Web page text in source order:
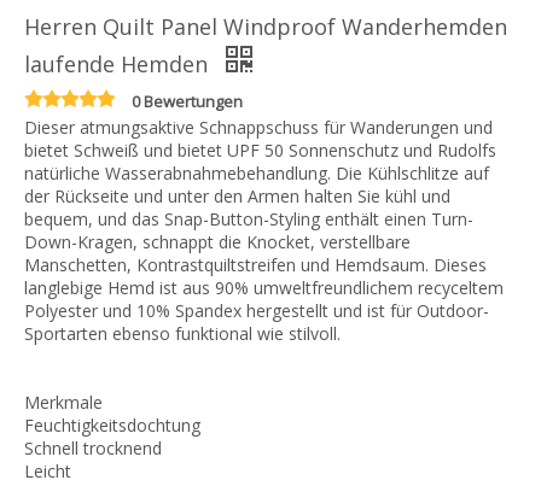
Herren Quilt Panel Windproof Wanderhemden
laufende Hemden
0 Bewertungen
Dieser atmungsaktive Schnappschuss für Wanderungen und
bietet Schweiß und bietet UPF 50 Sonnenschutz und Rudolfs
natürliche Wasserabnahmebehandlung. Die Kühlschlitze auf
der Rückseite und unter den Armen halten Sie kühl und
bequem, und das Snap-Button-Styling enthält einen Turn-
Down-Kragen, schnappt die Knocket, verstellbare
Manschetten, Kontrastquiltstreifen und Hemdsaum. Dieses
langlebige Hemd ist aus 90% umweltfreundlichem recyceltem
Polyester und 10% Spandex hergestellt und ist für Outdoor-
Sportarten ebenso funktional wie stilvoll.
Merkmale
Feuchtigkeitsdochtung
Schnell trocknend
Leicht